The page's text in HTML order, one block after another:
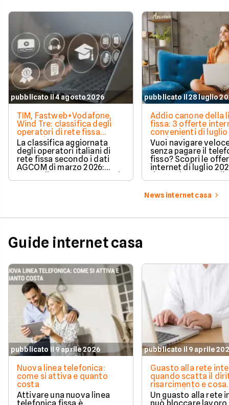
pubblicato il 4 agosto 2026
TIM, Fastweb+Vodafone,
Wind Tre: classifica degli
operatori di rete fissa
secondo AGCOM
La classifica aggiornata
degli operatori italiani di
rete fissa secondo i dati
AGCOM di marzo 2026:
e new entry.
pubblicato il 28 luglio
Addio canone della
fissa: 3 offerte
convenienti di luglio
partire da 19,95€
Vuoi navigare
senza pagare il
fisso? Scopri le
internet di luglio
tariffa perfetta per
News internet casa
Guide internet casa
pubblicato il 9 aprile 2026
Nuova linea telefonica:
come si attiva e quanto
costa
Attivare una nuova linea
pubblicato il 9 aprile
Guasto alla rete
quando scatta il
risarcimento e cosa
prevede la legge
Un guasto alla rete